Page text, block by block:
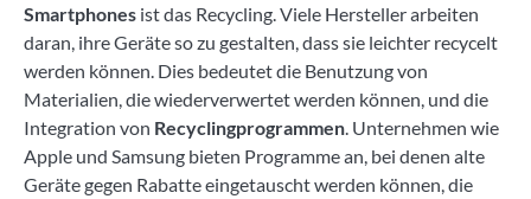
Smartphones ist das Recycling. Viele Hersteller arbeiten
daran, ihre Geräte so zu gestalten, dass sie leichter recycelt
werden können. Dies bedeutet die Benutzung von
Materialien, die wiederverwertet werden können, und die
Integration von Recyclingprogrammen. Unternehmen wie
Apple und Samsung bieten Programme an, bei denen alte
Geräte gegen Rabatte eingetauscht werden können, die